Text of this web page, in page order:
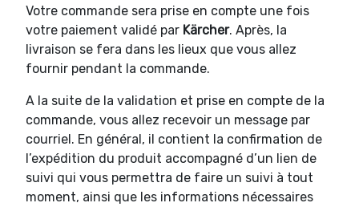
Votre commande sera prise en compte une fois
votre paiement validé par Kärcher. Après, la
livraison se fera dans les lieux que vous allez
fournir pendant la commande.
A la suite de la validation et prise en compte de la
commande, vous allez recevoir un message par
courriel. En général, il contient la confirmation de
l’expédition du produit accompagné d’un lien de
suivi qui vous permettra de faire un suivi à tout
moment, ainsi que les informations nécessaires